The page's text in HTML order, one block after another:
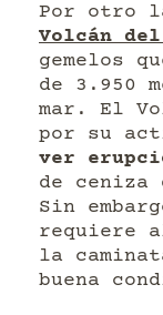
Por otro
Volcán del
gemelos
de 3.950
mar. El
por su
ver
de ceniza
Sin
requiere
la
buena